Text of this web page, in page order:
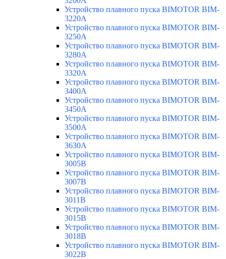
Устройство плавного пуска BIMOTOR BIM-
3220A
Устройство плавного пуска BIMOTOR BIM-
3250A
Устройство плавного пуска BIMOTOR BIM-
3280A
Устройство плавного пуска BIMOTOR BIM-
3320A
Устройство плавного пуска BIMOTOR BIM-
3400A
Устройство плавного пуска BIMOTOR BIM-
3450A
Устройство плавного пуска BIMOTOR BIM-
3500A
Устройство плавного пуска BIMOTOR BIM-
3630A
Устройство плавного пуска BIMOTOR BIM-
3005B
Устройство плавного пуска BIMOTOR BIM-
3007B
Устройство плавного пуска BIMOTOR BIM-
3011B
Устройство плавного пуска BIMOTOR BIM-
3015B
Устройство плавного пуска BIMOTOR BIM-
3018B
Устройство плавного пуска BIMOTOR BIM-
3022B